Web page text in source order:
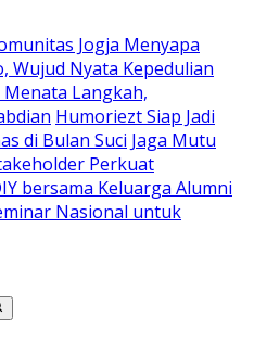
Jogja Menyapa
Wujud Nyata Kepedulian
Menata Langkah,
Humoriezt Siap Jadi
di Bulan Suci Jaga Mutu
Perkuat
bersama Keluarga Alumni
Nasional untuk